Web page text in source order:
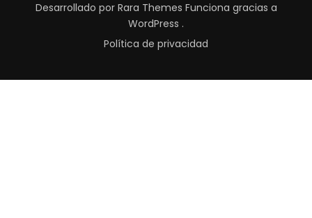
Desarrollado por Rara Themes Funciona gracias a
WordPress .
Política de privacidad